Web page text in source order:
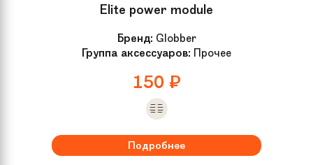
Elite power module
Бренд: Globber
Группа аксессуаров: Прочее
150 ₽
Подробнее